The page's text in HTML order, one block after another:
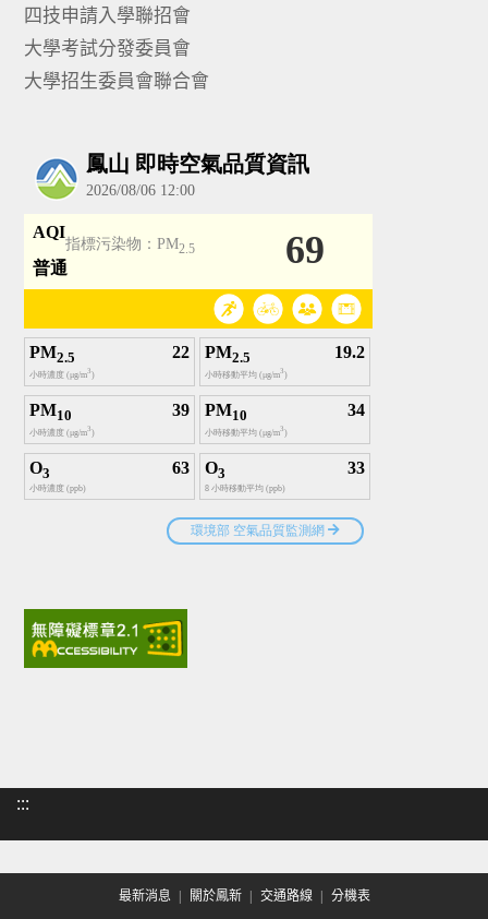
四技申請入學聯招會
大學考試分發委員會
大學招生委員會聯合會
:::
最新消息 關於鳳新 交通路線 分機表